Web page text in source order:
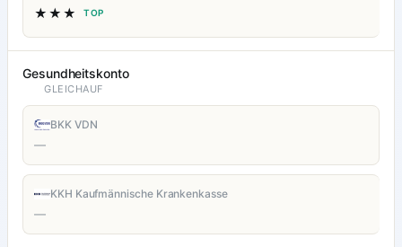
★★★ TOP
Gesundheitskonto
GLEICHAUF
BKK VDN
—
KKH Kaufmännische Krankenkasse
—